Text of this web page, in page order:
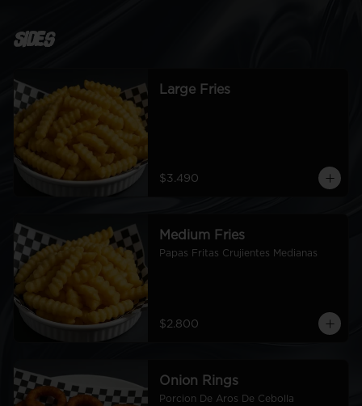
Sides
Large Fries
$3.490
Medium Fries
Papas Fritas Crujientes Medianas
$2.800
Onion Rings
Porcion De Aros De Cebolla